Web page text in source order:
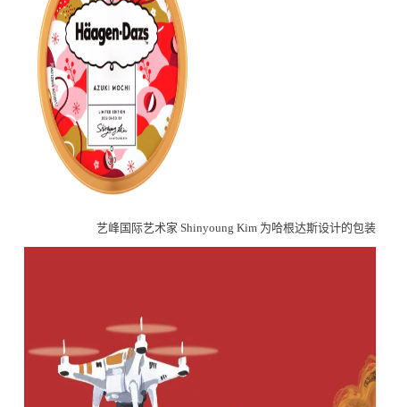
艺峰国际艺术家 Shinyoung Kim 为哈根达斯设计的包装